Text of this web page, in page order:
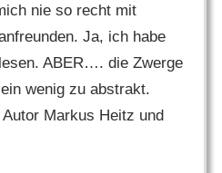
nie so recht mit
Ja, ich habe
ABER…. die Zwerge
wenig zu abstrakt.
Markus Heitz und